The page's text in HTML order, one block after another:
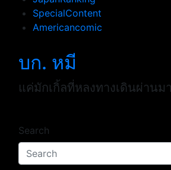
SpecialContent
Americancomic
บก. หมี
แค่มักเกิ้ลที่หลงทางเดินผ่านม
Search